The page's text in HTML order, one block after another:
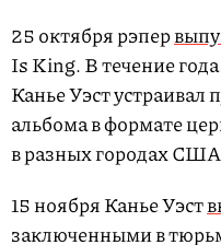
25 октября рэпер
Is King. В течение
Канье Уэст
альбома в формате
в разных городах
15 ноября Канье Уэст
заключенными в